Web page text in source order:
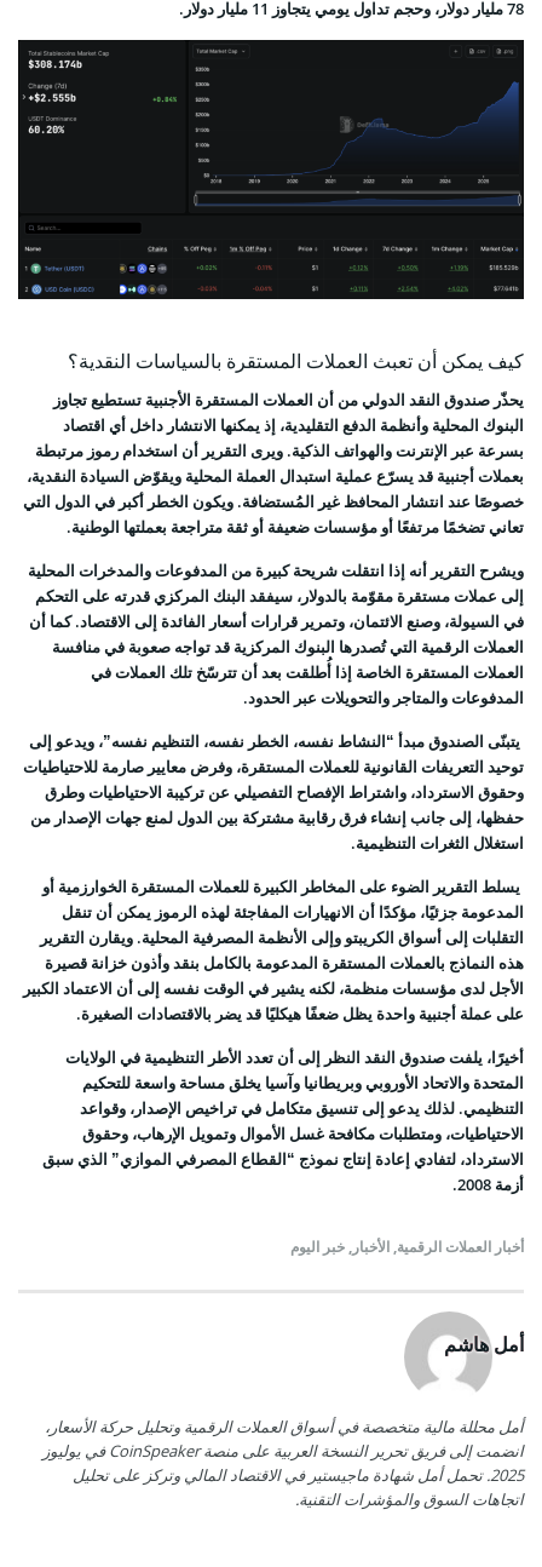
78 مليار دولار، وحجم تداول يومي يتجاوز 11 مليار دولار.
كيف يمكن أن تعبث العملات المستقرة بالسياسات النقدية؟
يحذّر صندوق النقد الدولي من أن العملات المستقرة الأجنبية تستطيع تجاوز
البنوك المحلية وأنظمة الدفع التقليدية، إذ يمكنها الانتشار داخل أي اقتصاد
بسرعة عبر الإنترنت والهواتف الذكية. ويرى التقرير أن استخدام رموز مرتبطة
بعملات أجنبية قد يسرّع عملية استبدال العملة المحلية ويقوّض السيادة النقدية،
خصوصًا عند انتشار المحافظ غير المُستضافة. ويكون الخطر أكبر في الدول التي
تعاني تضخمًا مرتفعًا أو مؤسسات ضعيفة أو ثقة متراجعة بعملتها الوطنية.
ويشرح التقرير أنه إذا انتقلت شريحة كبيرة من المدفوعات والمدخرات المحلية
إلى عملات مستقرة مقوّمة بالدولار، سيفقد البنك المركزي قدرته على التحكم
في السيولة، وصنع الائتمان، وتمرير قرارات أسعار الفائدة إلى الاقتصاد. كما أن
العملات الرقمية التي تُصدرها البنوك المركزية قد تواجه صعوبة في منافسة
العملات المستقرة الخاصة إذا أُطلقت بعد أن تترسّخ تلك العملات في
المدفوعات والمتاجر والتحويلات عبر الحدود.
يتبنّى الصندوق مبدأ “النشاط نفسه، الخطر نفسه، التنظيم نفسه”، ويدعو إلى
توحيد التعريفات القانونية للعملات المستقرة، وفرض معايير صارمة للاحتياطيات
وحقوق الاسترداد، واشتراط الإفصاح التفصيلي عن تركيبة الاحتياطيات وطرق
حفظها، إلى جانب إنشاء فرق رقابية مشتركة بين الدول لمنع جهات الإصدار من
استغلال الثغرات التنظيمية.
يسلط التقرير الضوء على المخاطر الكبيرة للعملات المستقرة الخوارزمية أو
المدعومة جزئيًا، مؤكدًا أن الانهيارات المفاجئة لهذه الرموز يمكن أن تنقل
التقلبات إلى أسواق الكريبتو وإلى الأنظمة المصرفية المحلية. ويقارن التقرير
هذه النماذج بالعملات المستقرة المدعومة بالكامل بنقد وأذون خزانة قصيرة
الأجل لدى مؤسسات منظمة، لكنه يشير في الوقت نفسه إلى أن الاعتماد الكبير
على عملة أجنبية واحدة يظل ضعفًا هيكليًا قد يضر بالاقتصادات الصغيرة.
أخيرًا، يلفت صندوق النقد النظر إلى أن تعدد الأطر التنظيمية في الولايات
المتحدة والاتحاد الأوروبي وبريطانيا وآسيا يخلق مساحة واسعة للتحكيم
التنظيمي. لذلك يدعو إلى تنسيق متكامل في تراخيص الإصدار، وقواعد
الاحتياطيات، ومتطلبات مكافحة غسل الأموال وتمويل الإرهاب، وحقوق
الاسترداد، لتفادي إعادة إنتاج نموذج “القطاع المصرفي الموازي” الذي سبق
أزمة 2008.
أخبار العملات الرقمية, الأخبار, خبر اليوم
أمل هاشم
أمل محللة مالية متخصصة في أسواق العملات الرقمية وتحليل حركة الأسعار،
انضمت إلى فريق تحرير النسخة العربية على منصة CoinSpeaker في يوليوز
2025. تحمل أمل شهادة ماجيستير في الاقتصاد المالي وتركز على تحليل
اتجاهات السوق والمؤشرات التقنية.